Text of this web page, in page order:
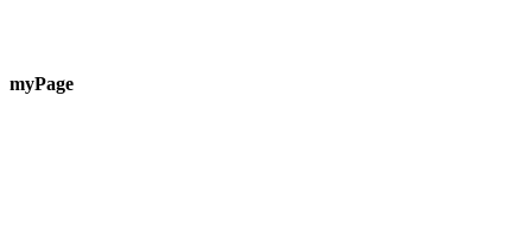
myPage